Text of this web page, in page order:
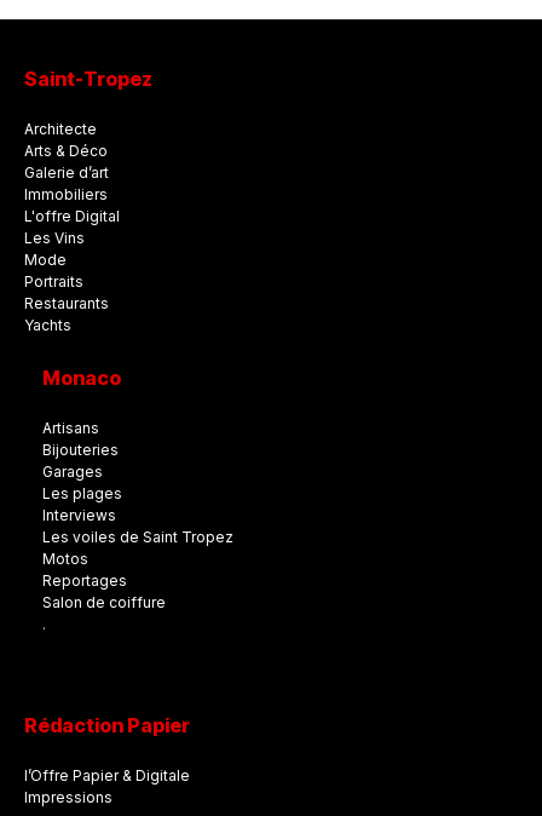
Saint-Tropez
Architecte
Arts & Déco
Galerie d’art
Immobiliers
L'offre Digital
Les Vins
Mode
Portraits
Restaurants
Yachts
Monaco
Artisans
Bijouteries
Garages
Les plages
Interviews
Les voiles de Saint Tropez
Motos
Reportages
Salon de coiffure
.
Rédaction Papier
l’Offre Papier & Digitale
Impressions